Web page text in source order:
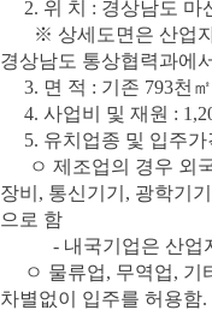
2. 위 치 : 경상남도 마
※ 상세도면은 산업자
경상남도 통상협력과에
3. 면 적 : 기존 793천
4. 사업비 및 재원 :
5. 유치업종 및 입주가
ㅇ 제조업의 경우 외국
장비, 통신기기, 광학기
으로 함
- 내국기업은 산업자
ㅇ 물류업, 무역업, 기
차별없이 입주를 허용함.